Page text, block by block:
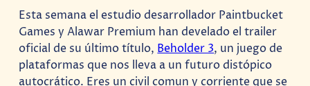
Esta semana el estudio desarrollador Paintbucket
Games y Alawar Premium han develado el trailer
oficial de su último título, Beholder 3, un juego de
plataformas que nos lleva a un futuro distópico
autocrático. Eres un civil comun y corriente que se